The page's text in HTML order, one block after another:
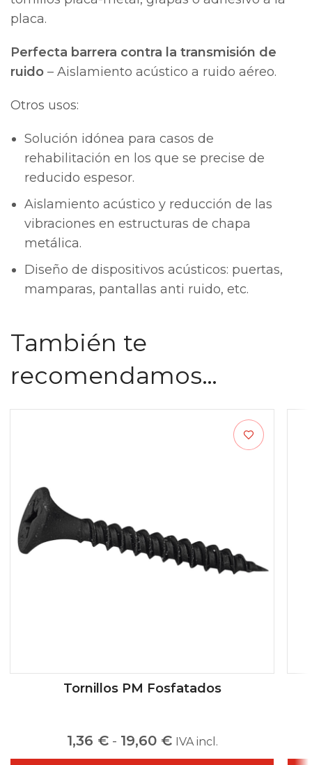
placa.
Perfecta barrera contra la transmisión de
ruido – Aislamiento acústico a ruido aéreo.
Otros usos:
Solución idónea para casos de
rehabilitación en los que se precise de
reducido espesor.
Aislamiento acústico y reducción de las
vibraciones en estructuras de chapa
metálica.
Diseño de dispositivos acústicos: puertas,
mamparas, pantallas anti ruido, etc.
También te
recomendamos…
Tornillos PM Fosfatados
1,36 € - 19,60 € IVA incl.